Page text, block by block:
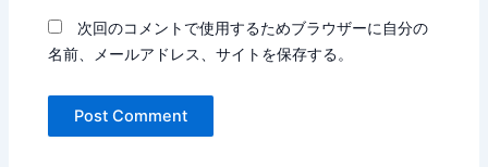
次回のコメントで使用するためブラウザーに自分の
名前、メールアドレス、サイトを保存する。